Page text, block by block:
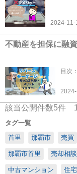
2024-11-
不動産を担保に融
目次
該当公開件数5件
タグ一覧
首里
那覇市 売買
那覇市首里 売却相談
中古マンション 住